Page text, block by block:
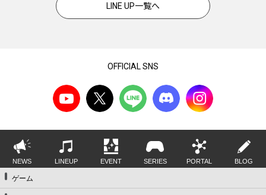
LINE UP一覧へ
OFFICIAL SNS
NEWS LINEUP EVENT SERIES PORTAL BLOG
ゲーム